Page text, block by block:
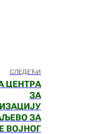
СЛЕДЕЋИ
ЦЕНТРА
ЗА
ЗА
ВОЈНОГ